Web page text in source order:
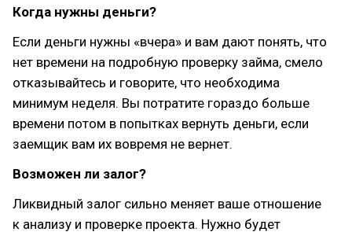
Когда нужны деньги?
Если деньги нужны «вчера» и вам дают понять, что
нет времени на подробную проверку займа, смело
отказывайтесь и говорите, что необходима
минимум неделя. Вы потратите гораздо больше
времени потом в попытках вернуть деньги, если
заемщик вам их вовремя не вернет.
Возможен ли залог?
Ликвидный залог сильно меняет ваше отношение
к анализу и проверке проекта. Нужно будет